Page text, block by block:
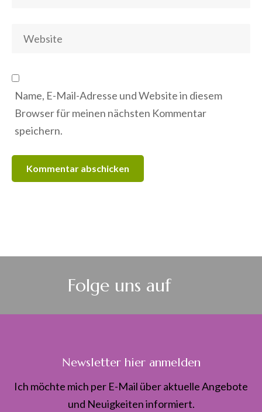
Name, E-Mail-Adresse und Website in diesem
Browser für meinen nächsten Kommentar
speichern.
Folge uns auf
Newsletter hier anmelden
Ich möchte mich per E-Mail über aktuelle Angebote
und Neuigkeiten informiert.